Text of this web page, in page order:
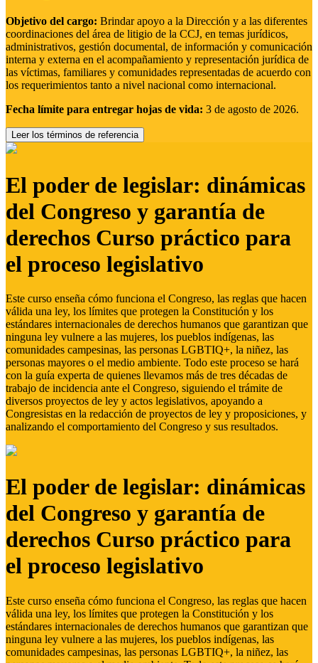
Objetivo del cargo: Brindar apoyo a la Dirección y a las diferentes
coordinaciones del área de litigio de la CCJ, en temas jurídicos,
administrativos, gestión documental, de información y comunicación
interna y externa en el acompañamiento y representación jurídica de
las víctimas, familiares y comunidades representadas de acuerdo con
los requerimientos tanto a nivel nacional como internacional.
Fecha límite para entregar hojas de vida: 3 de agosto de 2026.
Leer los términos de referencia
El poder de legislar: dinámicas
del Congreso y garantía de
derechos Curso práctico para
el proceso legislativo
Este curso enseña cómo funciona el Congreso, las reglas que hacen
válida una ley, los límites que protegen la Constitución y los
estándares internacionales de derechos humanos que garantizan que
ninguna ley vulnere a las mujeres, los pueblos indígenas, las
comunidades campesinas, las personas LGBTIQ+, la niñez, las
personas mayores o el medio ambiente. Todo este proceso se hará
con la guía experta de quienes llevamos más de tres décadas de
trabajo de incidencia ante el Congreso, siguiendo el trámite de
diversos proyectos de ley y actos legislativos, apoyando a
Congresistas en la redacción de proyectos de ley y proposiciones, y
analizando el comportamiento del Congreso y sus resultados.
El poder de legislar: dinámicas
del Congreso y garantía de
derechos Curso práctico para
el proceso legislativo
Este curso enseña cómo funciona el Congreso, las reglas que hacen
válida una ley, los límites que protegen la Constitución y los
estándares internacionales de derechos humanos que garantizan que
ninguna ley vulnere a las mujeres, los pueblos indígenas, las
comunidades campesinas, las personas LGBTIQ+, la niñez, las